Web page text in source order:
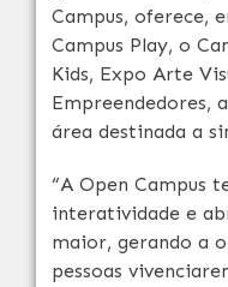
Campus, oferece,
Campus Play, o
Kids, Expo Arte
Empreendedores,
área destinada a
“A Open Campus
interatividade e
maior, gerando a
pessoas